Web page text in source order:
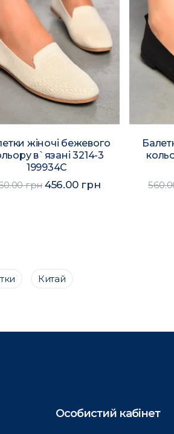
жіночі бежевого
в`язані 3214-3
199934C
грн 456.00 грн
Китай
Особистий кабінет